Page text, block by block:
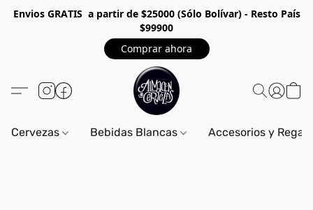
Envios GRATIS a partir de $25000 (Sólo Bolívar) - Resto País
$99900
Comprar ahora
Cervezas Bebidas Blancas Accesorios y